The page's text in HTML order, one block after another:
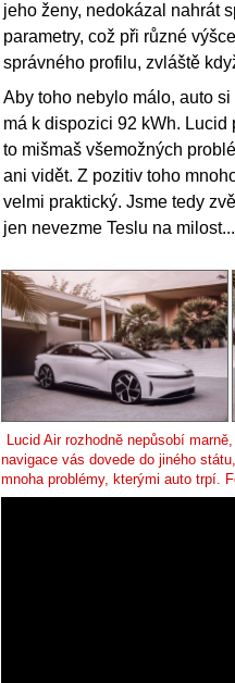
jeho ženy, nedokázal nahrát
parametry, což při různé
správného profilu, zvláště
Aby toho nebylo málo, auto
má k dispozici 92 kWh. Lucid
to mišmaš všemožných
ani vidět. Z pozitiv toho
velmi praktický. Jsme tedy
jen nevezme Teslu na milost...
Lucid Air rozhodně nepůsobí
navigace vás dovede do jiného
mnoha problémy, kterými auto trpí.